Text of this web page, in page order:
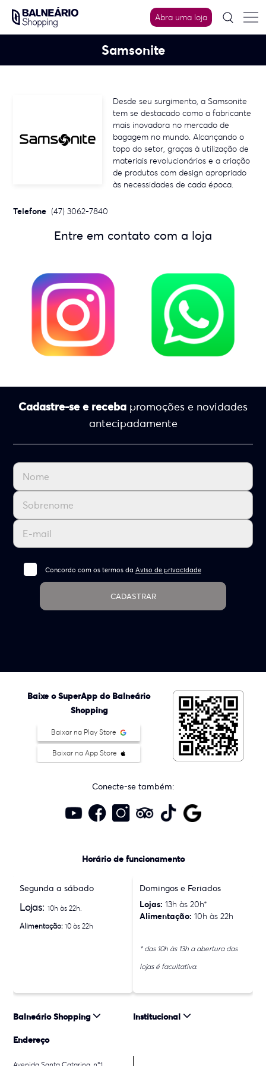
content
Abra uma loja
Samsonite
Desde seu surgimento, a Samsonite
tem se destacado como a fabricante
mais inovadora no mercado de
bagagem no mundo. Alcançando o
topo do setor, graças à utilização de
materiais revolucionários e a criação
de produtos com design apropriado
às necessidades de cada época.
Telefone (47) 3062-7840
Entre em contato com a loja
Cadastre-se e receba promoções e novidades
antecipadamente
Concordo com os termos da Aviso de privacidade
CADASTRAR
Baixe o SuperApp do Balneário
Shopping
Baixar na Play Store
Baixar na App Store
Conecte-se também:
Horário de funcionamento
Segunda a sábado
Lojas:10h às 22h.
Alimentação: 10 às 22h
Domingos e Feriados
Lojas: 13h às 20h*
Alimentação: 10h às 22h
* das 10h às 13h a abertura das
lojas é facultativa.
Balneário Shopping Institucional
Endereço